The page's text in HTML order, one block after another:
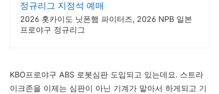
정규리그 지정석 예매
2026 홋카이도 닛폰햄 파이터즈, 2026 NPB 일본
프로야구 정규리그
KBO프로야구 ABS 로봇심판 도입되고 있는데요. 스트라
이크존을 이제는 심판이 아닌 기계가 맡아서 하게되고 기